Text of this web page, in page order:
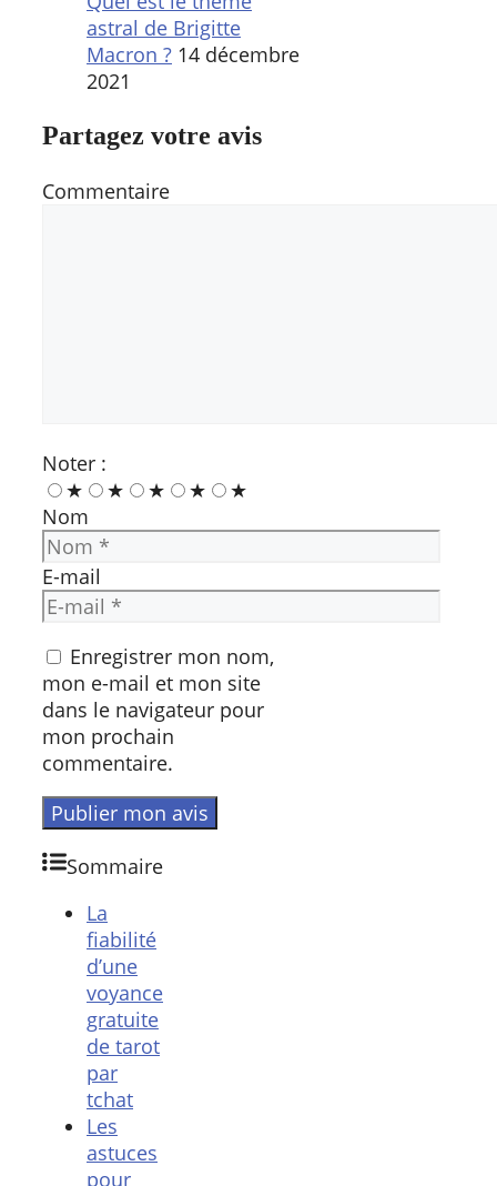
astral de Brigitte
Macron ? 14 décembre
2021
Partagez votre avis
Commentaire
Noter :
★
★ ★ ★
★
Nom
E-mail
Enregistrer mon nom,
mon e-mail et mon site
dans le navigateur pour
mon prochain
commentaire.
Sommaire
La
fiabilité
d’une
voyance
gratuite
de tarot
par
tchat
Les
astuces
pour